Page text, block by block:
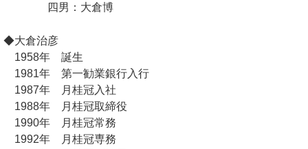
四男：大倉博
◆大倉治彦
1958年 誕生
1981年 第一勧業銀行入行
1987年 月桂冠入社
1988年 月桂冠取締役
1990年 月桂冠常務
1992年 月桂冠専務